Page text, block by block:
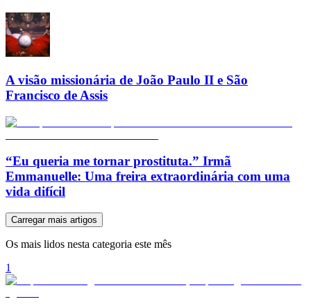
A visão missionária de João Paulo II e São
Francisco de Assis
“Eu queria me tornar prostituta.” Irmã
Emmanuelle: Uma freira extraordinária com uma
vida difícil
Carregar mais artigos
Os mais lidos nesta categoria este mês
1